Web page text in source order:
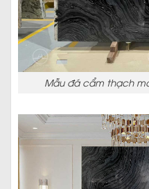
Mẫu đá cẩm thạch